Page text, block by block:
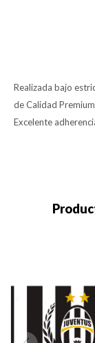
Realizada bajo
de Calidad
Excelente